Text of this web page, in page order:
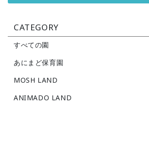
CATEGORY
すべての園
あにまど保育園
MOSH LAND
ANIMADO LAND